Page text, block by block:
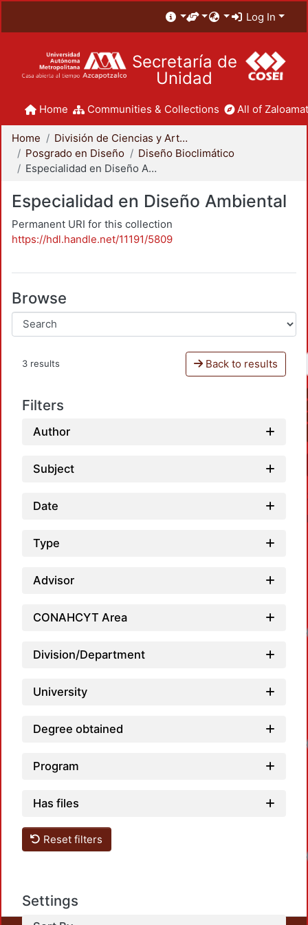
Log In
Secretaría de
Unidad
Home Communities & Collections All of
Home
División de Ciencias y Artes para el Diseño
Posgrado en Diseño
Diseño Bioclimático
Especialidad en Diseño Ambiental
Especialidad en Diseño Ambiental
Permanent URI for this collection
https://hdl.handle.net/11191/5809
Browse
3 results Back to results
Filters
Author
Subject
Date
Type
Advisor
CONAHCYT Area
Division/Department
University
Degree obtained
Program
Has files
Reset filters
Settings